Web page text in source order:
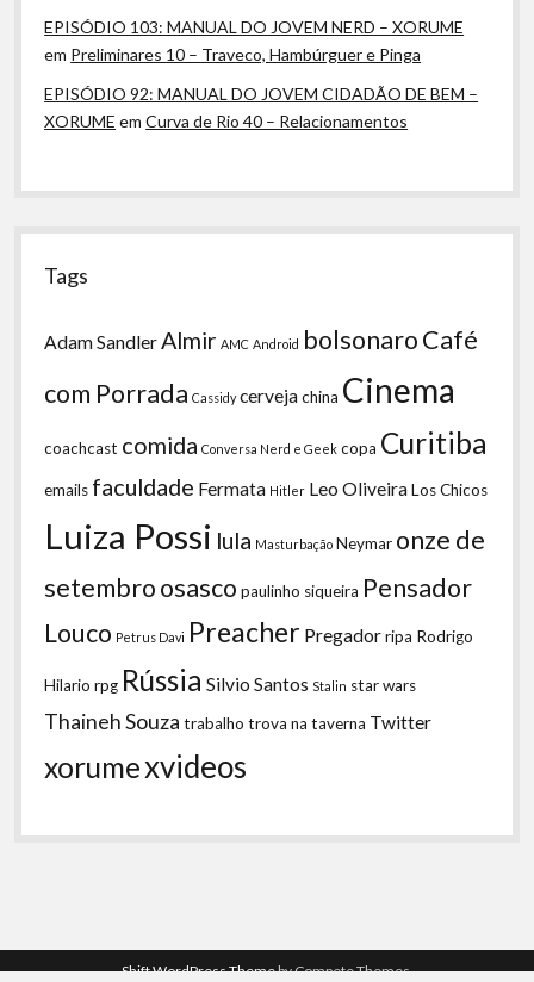
EPISÓDIO 103: MANUAL DO JOVEM NERD – XORUME
em Preliminares 10 – Traveco, Hambúrguer e Pinga
EPISÓDIO 92: MANUAL DO JOVEM CIDADÃO DE BEM –
XORUME emCurva de Rio 40 – Relacionamentos
Tags
Adam Sandler Almir AMC Android bolsonaroCafé
com Porrada Cassidy cervejachina Cinema
coachcast comida Conversa Nerd e Geek copa Curitiba
emails faculdade Fermata Hitler Leo OliveiraLos Chicos
Luiza Possi lula Masturbação Neymar onze de
setembroosasco paulinho siqueira Pensador
Louco Petrus Davi Preacher Pregadorripa Rodrigo
Hilario rpg Rússia Silvio Santos Stalin star wars
Thaineh Souza trabalho trova na taverna Twitter
xorumexvideos
Shift WordPress Themeby Compete Themes.